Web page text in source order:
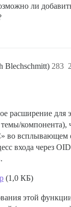
ли
Blechschmitt) 283
расширение для
компонента),
во всплывающем
входа через
(1,0 КБ)
этой